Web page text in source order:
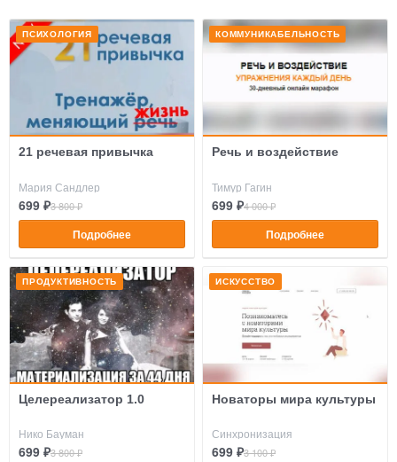
ПСИХОЛОГИЯ
21 речевая привычка
Мария Сандлер
699 ₽3 800 ₽
Подробнее
КОММУНИКАБЕЛЬНОСТЬ
Речь и воздействие
Тимур Гагин
699 ₽4 000 ₽
Подробнее
ПРОДУКТИВНОСТЬ
Целереализатор 1.0
Нико Бауман
699 ₽3 800 ₽
ИСКУССТВО
Новаторы мира культуры
Синхронизация
699 ₽3 100 ₽